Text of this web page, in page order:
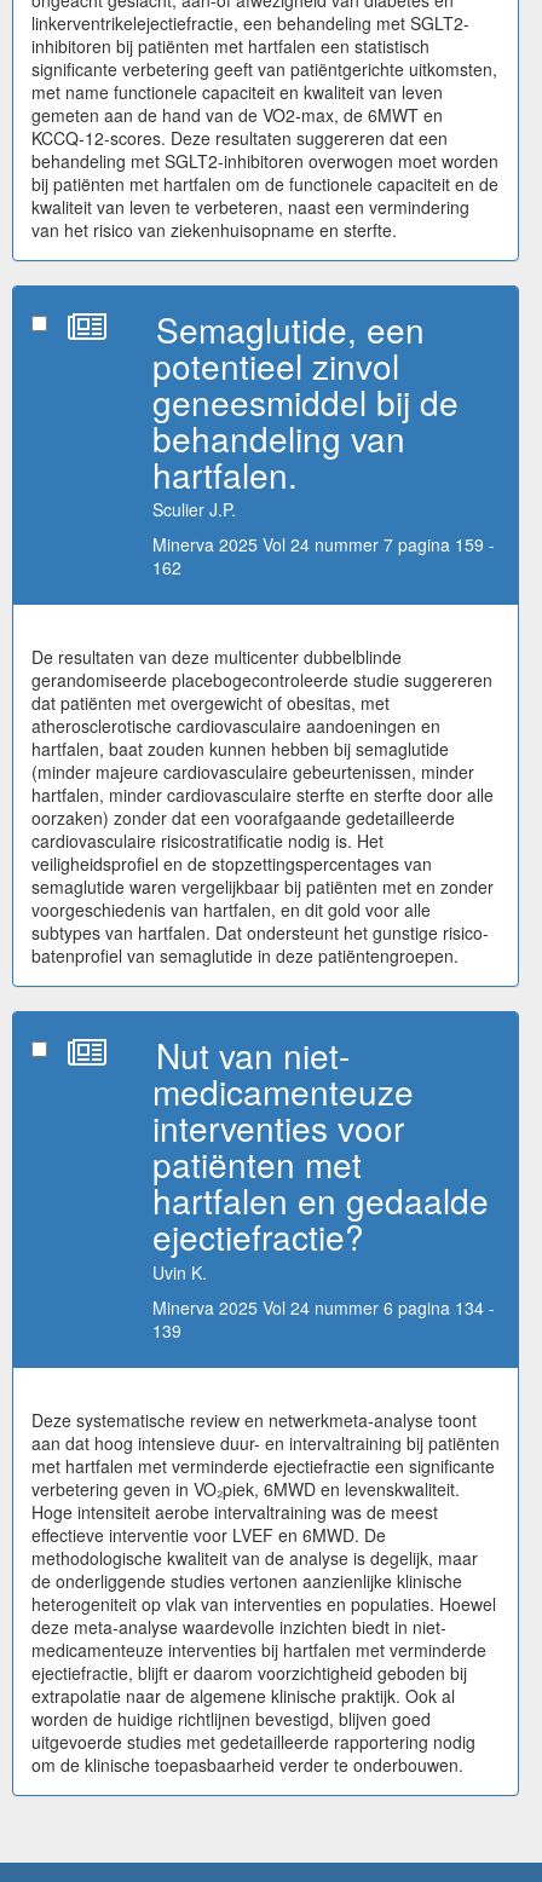
linkerventrikelejectiefractie, een behandeling met SGLT2-
inhibitoren bij patiënten met hartfalen een statistisch
significante verbetering geeft van patiëntgerichte uitkomsten,
met name functionele capaciteit en kwaliteit van leven
gemeten aan de hand van de VO2-max, de 6MWT en
KCCQ-12-scores. Deze resultaten suggereren dat een
behandeling met SGLT2-inhibitoren overwogen moet worden
bij patiënten met hartfalen om de functionele capaciteit en de
kwaliteit van leven te verbeteren, naast een vermindering
van het risico van ziekenhuisopname en sterfte.
Semaglutide, een
potentieel zinvol
geneesmiddel bij de
behandeling van
hartfalen.
Sculier J.P.
Minerva 2025 Vol 24 nummer 7 pagina 159 -
162
De resultaten van deze multicenter dubbelblinde
gerandomiseerde placebogecontroleerde studie suggereren
dat patiënten met overgewicht of obesitas, met
atherosclerotische cardiovasculaire aandoeningen en
hartfalen, baat zouden kunnen hebben bij semaglutide
(minder majeure cardiovasculaire gebeurtenissen, minder
hartfalen, minder cardiovasculaire sterfte en sterfte door alle
oorzaken) zonder dat een voorafgaande gedetailleerde
cardiovasculaire risicostratificatie nodig is. Het
veiligheidsprofiel en de stopzettingspercentages van
semaglutide waren vergelijkbaar bij patiënten met en zonder
voorgeschiedenis van hartfalen, en dit gold voor alle
subtypes van hartfalen. Dat ondersteunt het gunstige risico-
batenprofiel van semaglutide in deze patiëntengroepen.
Nut van niet-
medicamenteuze
interventies voor
patiënten met
hartfalen en gedaalde
ejectiefractie?
Uvin K.
Minerva 2025 Vol 24 nummer 6 pagina 134 -
139
Deze systematische review en netwerkmeta-analyse toont
aan dat hoog intensieve duur- en intervaltraining bij patiënten
met hartfalen met verminderde ejectiefractie een significante
verbetering geven in VO₂piek, 6MWD en levenskwaliteit.
Hoge intensiteit aerobe intervaltraining was de meest
effectieve interventie voor LVEF en 6MWD. De
methodologische kwaliteit van de analyse is degelijk, maar
de onderliggende studies vertonen aanzienlijke klinische
heterogeniteit op vlak van interventies en populaties. Hoewel
deze meta-analyse waardevolle inzichten biedt in niet-
medicamenteuze interventies bij hartfalen met verminderde
ejectiefractie, blijft er daarom voorzichtigheid geboden bij
extrapolatie naar de algemene klinische praktijk. Ook al
worden de huidige richtlijnen bevestigd, blijven goed
uitgevoerde studies met gedetailleerde rapportering nodig
om de klinische toepasbaarheid verder te onderbouwen.